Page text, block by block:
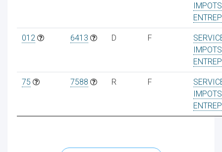
IMPOTS
012 6413 D F
IMPOTS
75 7588 R F
IMPOTS